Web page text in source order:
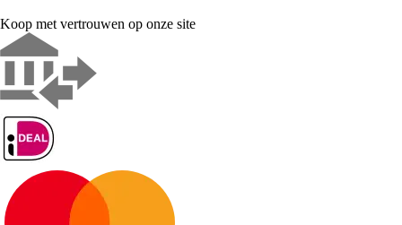
Koop met vertrouwen op onze site